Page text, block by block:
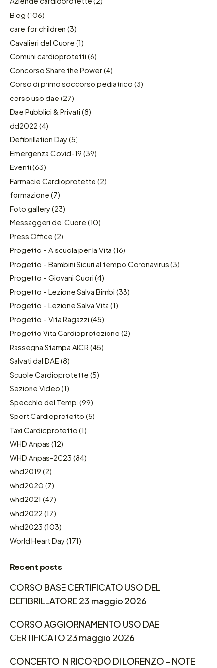
Blog (106)
care for children (3)
Cavalieri del Cuore (1)
Comuni cardioprotetti (6)
Concorso Share the Power(4)
Corso di primo soccorso pediatrico (3)
corso uso dae (27)
Dae Pubblici & Privati (8)
dd2022 (4)
Defibrillation Day(5)
Emergenza Covid-19 (39)
Eventi (63)
Farmacie Cardioprotette (2)
formazione (7)
Foto gallery(23)
Messaggeri del Cuore (10)
Press Office (2)
Progetto – A scuola per la Vita (16)
Progetto – Bambini Sicuri al tempo Coronavirus (3)
Progetto – Giovani Cuori (4)
Progetto – Lezione Salva Bimbi (33)
Progetto – Lezione Salva Vita (1)
Progetto – Vita Ragazzi (45)
Progetto Vita Cardioprotezione (2)
Rassegna Stampa AICR (45)
Salvati dal DAE (8)
Scuole Cardioprotette (5)
Sezione Video (1)
Specchio dei Tempi (99)
Sport Cardioprotetto (5)
Taxi Cardioprotetto (1)
WHD Anpas (12)
WHD Anpas-2023 (84)
whd2019 (2)
whd2020 (7)
whd2021 (47)
whd2022 (17)
whd2023 (103)
World Heart Day(171)
Recent posts
CORSO BASE CERTIFICATO USO DEL
DEFIBRILLATORE 23 maggio 2026
CORSO AGGIORNAMENTO USO DAE
CERTIFICATO 23 maggio 2026
CONCERTO IN RICORDO DI LORENZO – NOTE